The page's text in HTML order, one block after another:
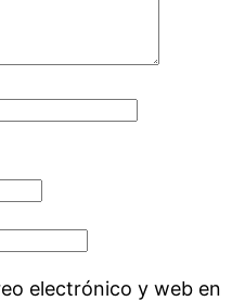
electrónico y web en